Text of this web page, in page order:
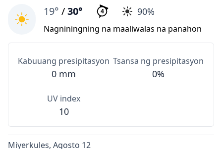
19° /30° 4 90%
Nagniningning na maaliwalas na panahon
Kabuuang presipitasyon
0 mm
Tsansa ng presipitasyon
0%
UV index
10
Miyerkules, Agosto 12